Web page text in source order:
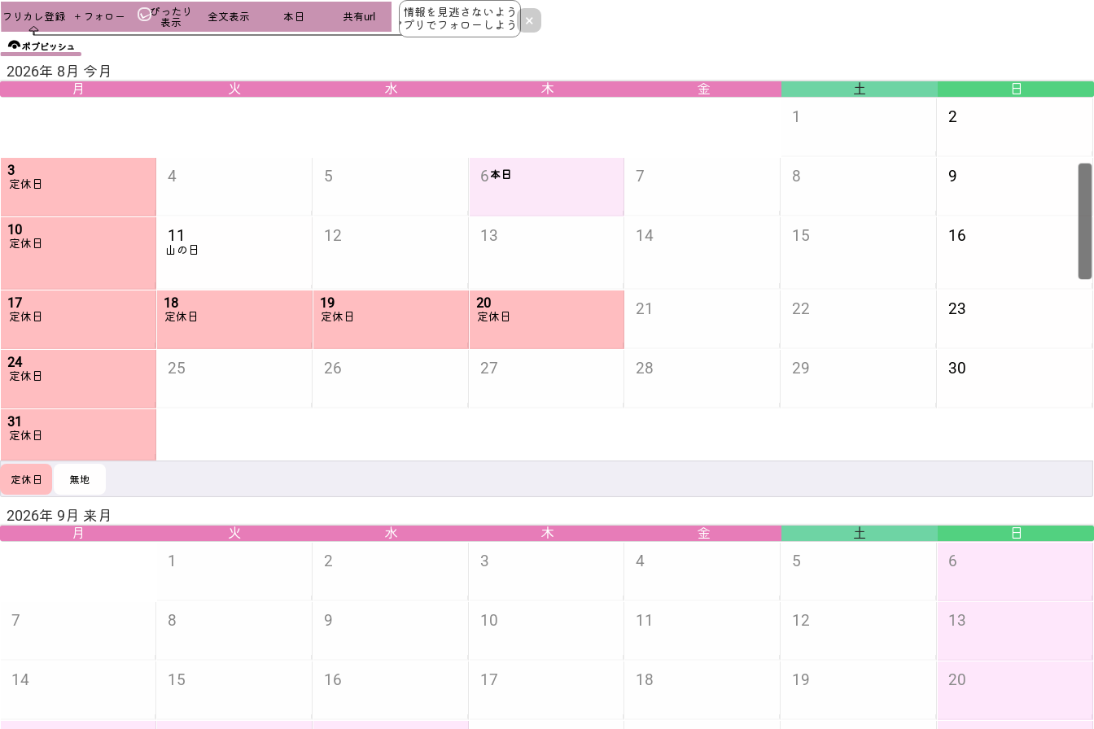
×
情報を見逃さないよう
アプリでフォローしよう！
ボブビッシュ
共有url
本日
全文表示
ぴったり
表示
＋フォロー
フリカレ登録
1 2 3 4 5 6
7 8 9 10 11 12 13
14 15 16 17 18 19 20
2026年 9月 来月
月 火 水 木 金 土 日
1 2
3
定休日 4 5 6 本日 7 8 9
10
定休日 11
山の日
12 13 14 15 16
17
定休日
18
定休日
19
定休日
20
定休日 21 22 23
24
定休日 25 26 27 28 29 30
31
定休日
定休日 無地
2026年 8月 今月
月 火 水 木 金 土 日